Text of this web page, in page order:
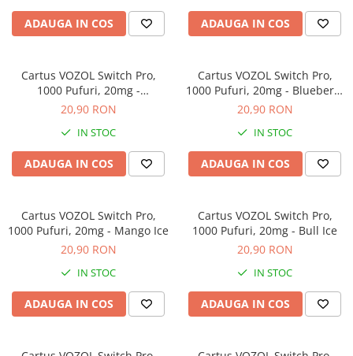
ADAUGA IN COS ADAUGA IN COS
Cartus VOZOL Switch Pro,
1000 Pufuri, 20mg -
Strawberry Watermelon
20,90 RON
IN STOC
ADAUGA IN COS
Cartus VOZOL Switch Pro,
1000 Pufuri, 20mg - Blueberry
Sour Raspberry
20,90 RON
IN STOC
ADAUGA IN COS
Cartus VOZOL Switch Pro,
1000 Pufuri, 20mg - Mango Ice
20,90 RON
IN STOC
ADAUGA IN COS
Cartus VOZOL Switch Pro,
1000 Pufuri, 20mg - Bull Ice
20,90 RON
IN STOC
ADAUGA IN COS